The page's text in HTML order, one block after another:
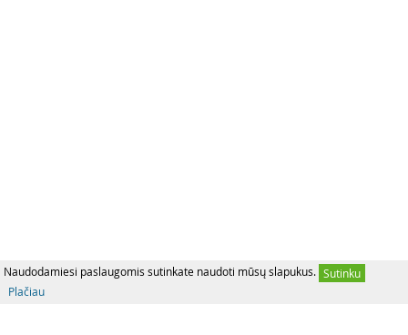
Naudodamiesi paslaugomis sutinkate naudoti mūsų slapukus. Sutinku
Plačiau